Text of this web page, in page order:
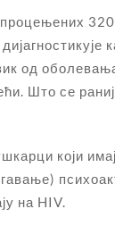
од
Што се
који
на HIV.